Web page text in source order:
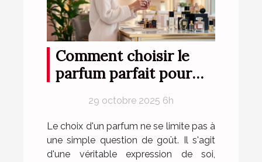
Comment choisir le
parfum parfait pour
29 octobre 2025 6h
Le choix d'un parfum ne se limite pas à
une simple question de goût. Il s'agit
d'une véritable expression de soi,